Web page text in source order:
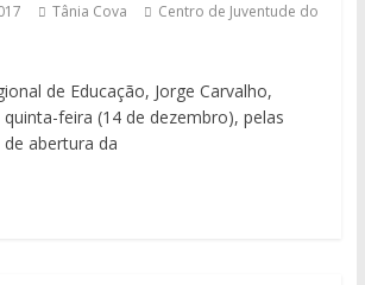
Tânia Cova
Centro de Juventude do
de Educação, Jorge Carvalho,
feira (14 de dezembro), pelas
abertura da